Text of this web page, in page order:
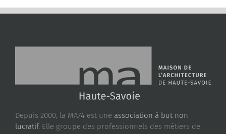
Depuis 2000, la MA74 est une association à but non
lucratif. Elle groupe des professionnels des métiers de